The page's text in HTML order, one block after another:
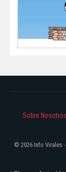
Sobre Nosotros
© 2026 Info Virales